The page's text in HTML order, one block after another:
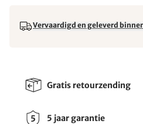
Vervaardigd en geleverd
Gratis retourzending
5 jaar garantie